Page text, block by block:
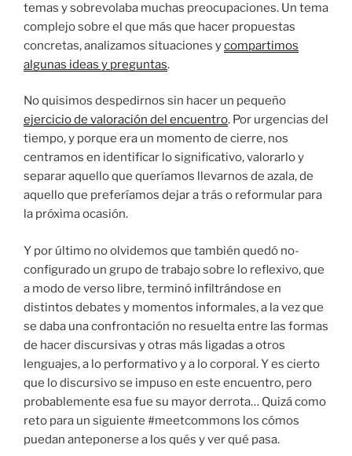
temas y sobrevolaba muchas preocupaciones. Un tema
complejo sobre el que más que hacer propuestas
concretas, analizamos situaciones ycompartimos
algunas ideas y preguntas.
No quisimos despedirnos sin hacer un pequeño
ejercicio de valoración del encuentro. Por urgencias del
tiempo, y porque era un momento de cierre, nos
centramos en identificar lo significativo, valorarlo y
separar aquello que queríamos llevarnos de azala, de
aquello que preferíamos dejar a trás o reformular para
la próxima ocasión.
Y por último no olvidemos que también quedó no-
configurado un grupo de trabajo sobre lo reflexivo, que
a modo de verso libre, terminó infiltrándose en
distintos debates y momentos informales, a la vez que
se daba una confrontación no resuelta entre las formas
de hacer discursivas y otras más ligadas a otros
lenguajes, a lo performativo y a lo corporal. Y es cierto
que lo discursivo se impuso en este encuentro, pero
probablemente esa fue su mayor derrota… Quizá como
reto para un siguiente #meetcommons los cómos
puedan anteponerse a los qués y ver qué pasa.